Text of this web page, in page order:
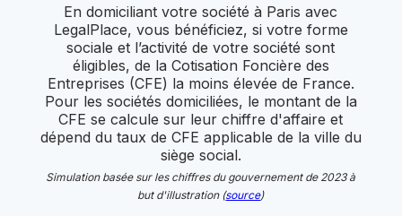
En domiciliant votre société à Paris avec
LegalPlace, vous bénéficiez, si votre forme
sociale et l’activité de votre société sont
éligibles, de la Cotisation Foncière des
Entreprises (CFE) la moins élevée de France.
Pour les sociétés domiciliées, le montant de la
CFE se calcule sur leur chiffre d'affaire et
dépend du taux de CFE applicable de la ville du
siège social.
Simulation basée sur les chiffres du gouvernement de 2023 à
but d'illustration (source)